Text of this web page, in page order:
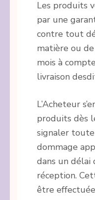
Les produits
par une
contre tout
matière ou
mois à
livraison
L’Acheteur
produits dès
signaler
dommage
dans un délai
réception.
être